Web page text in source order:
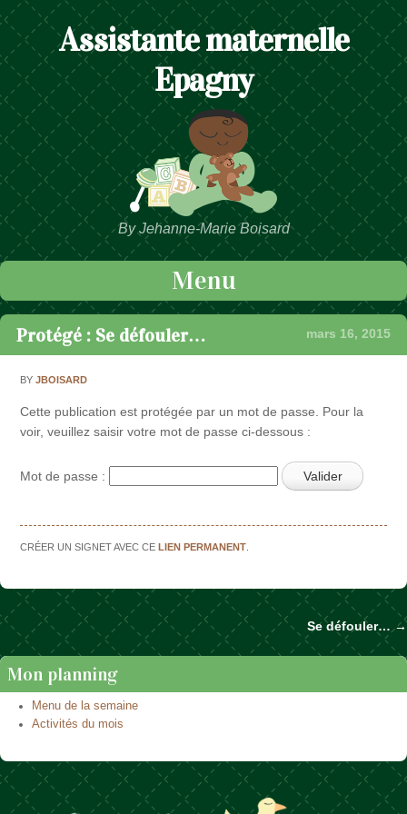
Assistante maternelle
Epagny
By Jehanne-Marie Boisard
Menu
Passer au contenu
Protégé : Se défouler… mars 16, 2015
BYJBOISARD
Cette publication est protégée par un mot de passe. Pour la
voir, veuillez saisir votre mot de passe ci-dessous :
Mot de passe :
CRÉER UN SIGNET AVEC CELIEN PERMANENT
Naviguer dans les articles
Se défouler…→
Mon planning
Menu de la semaine
Activités du mois